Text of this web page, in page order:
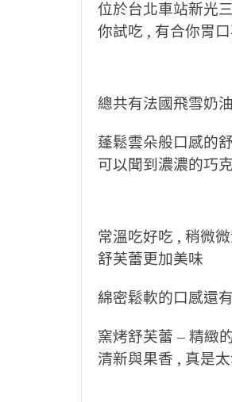
位於台北車站新光
你試吃 , 有合你胃
總共有法國飛雪奶
蓬鬆雲朵般口感的
可以聞到濃濃的巧
常溫吃好吃 , 稍微
舒芙蕾更加美味
綿密鬆軟的口感還
窯烤舒芙蕾 – 精緻
清新與果香 , 真是